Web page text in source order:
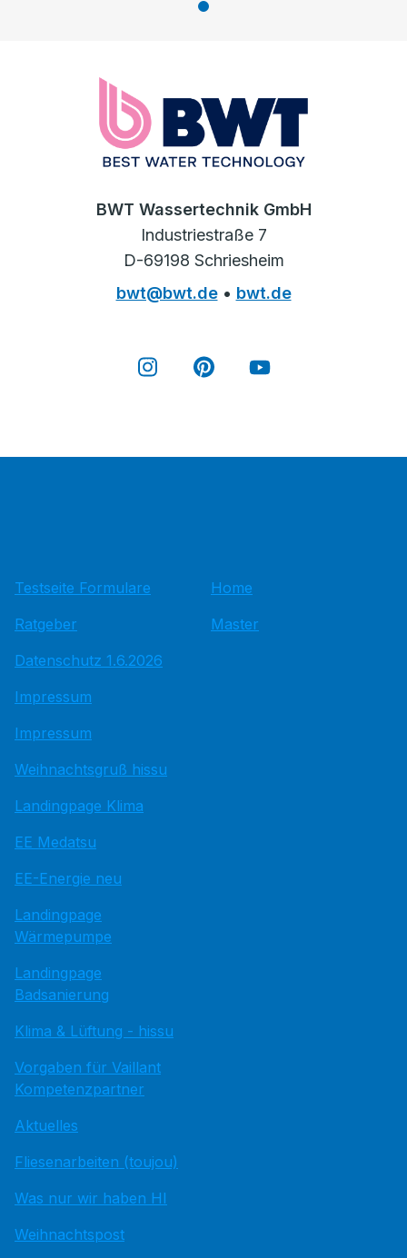
BWT Wassertechnik GmbH
Industriestraße 7
D-69198 Schriesheim
bwt@bwt.de• bwt.de
Testseite Formulare
Ratgeber
Datenschutz 1.6.2026
Impressum
Impressum
Weihnachtsgruß hissu
Landingpage Klima
EE Medatsu
EE-Energie neu
Landingpage
Wärmepumpe
Landingpage
Badsanierung
Klima & Lüftung - hissu
Vorgaben für Vaillant
Kompetenzpartner
Aktuelles
Fliesenarbeiten (toujou)
Was nur wir haben HI
Weihnachtspost
Home
Master